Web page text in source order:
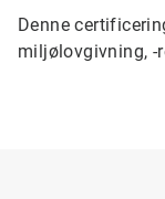
Denne
miljølovgivning, -